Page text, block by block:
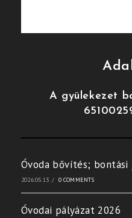
A gyülekezet
Óvoda bővítés; bontási
2026.05.13. / 0 COMMENTS
Óvodai pályázat 2026